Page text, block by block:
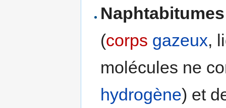
Naphtabitumes
(corps gazeux,
molécules ne
hydrogène) et